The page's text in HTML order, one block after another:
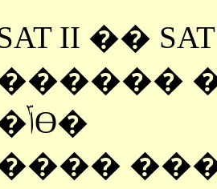
II ��
�ݴϴ�